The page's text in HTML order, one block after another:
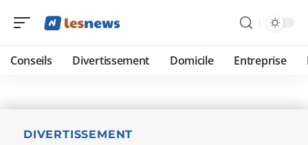
Conseils Divertissement Domicile Entreprise
DIVERTISSEMENT